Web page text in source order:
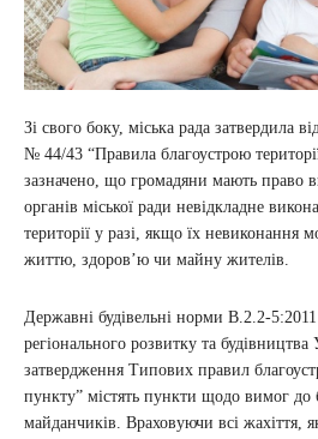
Зі свого боку, міська рада затвердила
№ 44/43 “Правила благоустрою
зазначено, що громадяни мають право
органів міської ради невідкладне
території у разі, якщо їх невиконання
життю, здоров’ю чи майну жителів.
Державні будівельні норми В.2.2-
регіонального розвитку та
затвердження Типових правил
пункту” містять пункти щодо вимог до
майданчиків. Враховуючи всі жахіття,